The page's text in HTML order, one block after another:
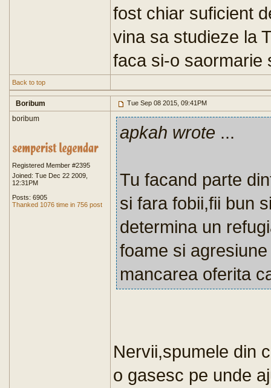
fost chiar suficient
vina sa studieze la
faca si-o saormarie
Back to top
Boribum Tue Sep 08 2015, 09:41PM
boribum
Registered Member #2395
Joined: Tue Dec 22 2009,
12:31PM
Posts: 6905
Thanked 1076 time in 756 post
apkah wrote ...
Tu facand parte
si fara fobii,fii bun
determina un
foame si
mancarea oferita
Nervii,spumele din
o gasesc pe unde